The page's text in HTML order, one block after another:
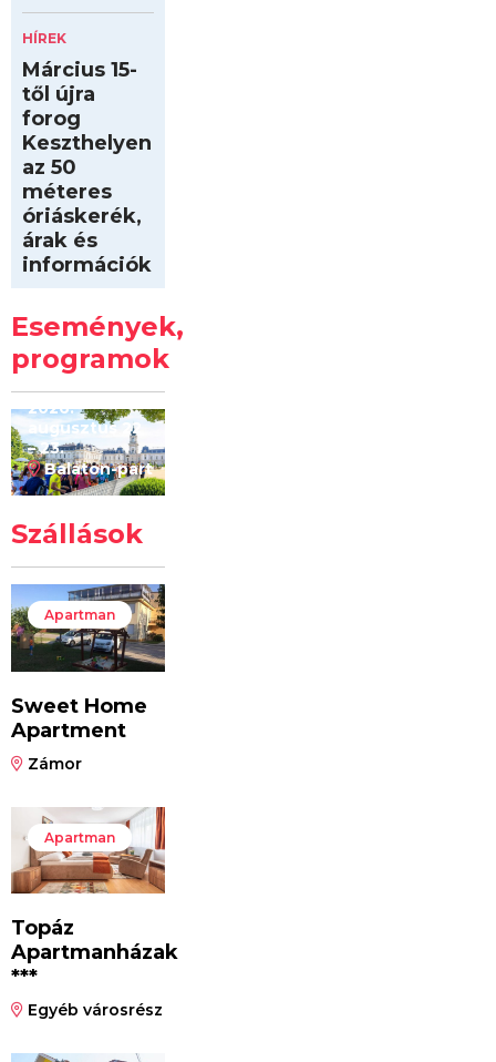
HÍREK
Március 15-
től újra
forog
Keszthelyen
az 50
méteres
óriáskerék,
árak és
információk
Események,
programok
Kilóméterek
2026
2026.
augusztus 22
– 23.
Balaton-part
Szállások
Apartman
Sweet Home
Apartment
Zámor
Apartman
Topáz
Apartmanházak
***
Egyéb városrész